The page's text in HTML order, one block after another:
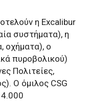
η Excalibur
συστήματα), η
οχήματα), ο
πυροβολικού)
Πολιτείες,
Ο όμιλος CSG